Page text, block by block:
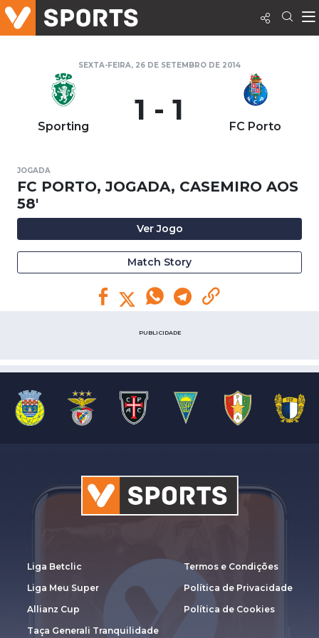
SEXTA-FEIRA, 26 DE SETEMBRO DE 2014
Sporting 1 - 1 FC Porto
JOGADA
FC PORTO, JOGADA, CASEMIRO AOS
58'
Ver Jogo
Match Story
PUBLICIDADE
Liga Betclic
Liga Meu Super
Allianz Cup
Taça Generali Tranquilidade
Termos e Condições
Política de Privacidade
Política de Cookies